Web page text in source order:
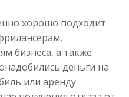
до50 000₽
хорошо подходит
бизнеса, а также
деньги на
или аренду